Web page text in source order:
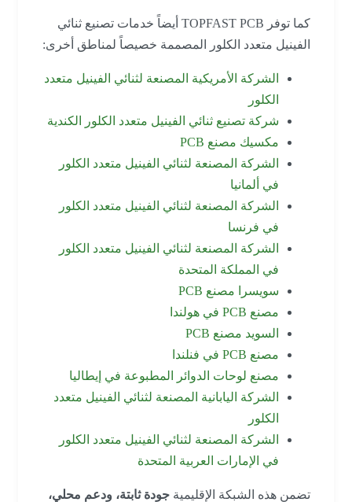
كما توفر TOPFAST PCB أيضاً خدمات تصنيع ثنائي
الفينيل متعدد الكلور المصممة خصيصاً لمناطق أخرى:
الشركة الأمريكية المصنعة لثنائي الفينيل متعدد
الكلور
شركة تصنيع ثنائي الفينيل متعدد الكلور الكندية
مكسيك مصنع PCB
الشركة المصنعة لثنائي الفينيل متعدد الكلور
في ألمانيا
الشركة المصنعة لثنائي الفينيل متعدد الكلور
في فرنسا
الشركة المصنعة لثنائي الفينيل متعدد الكلور
في المملكة المتحدة
سويسرا مصنع PCB
مصنع PCB في هولندا
السويد مصنع PCB
مصنع PCB في فنلندا
مصنع لوحات الدوائر المطبوعة في إيطاليا
الشركة اليابانية المصنعة لثنائي الفينيل متعدد
الكلور
الشركة المصنعة لثنائي الفينيل متعدد الكلور
في الإمارات العربية المتحدة
تضمن هذه الشبكة الإقليميةجودة ثابتة، ودعم محلي،